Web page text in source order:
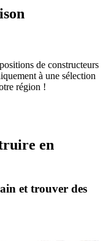
de constructeurs
à une sélection
région !
en
et trouver des